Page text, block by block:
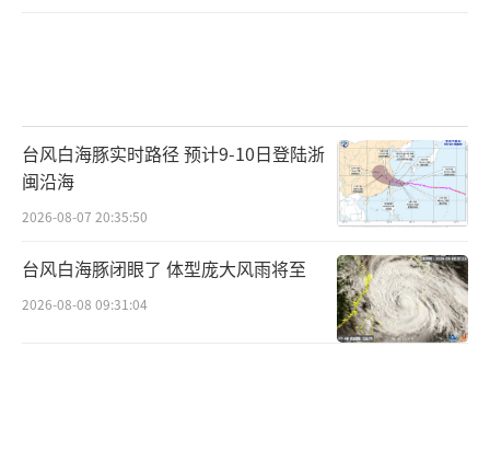
台风白海豚实时路径 预计9-10日登陆浙
闽沿海
2026-08-07 20:35:50
台风白海豚闭眼了 体型庞大风雨将至
2026-08-08 09:31:04